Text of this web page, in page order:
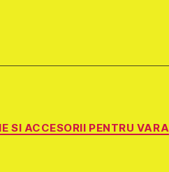
SI ACCESORII PENTRU VARA